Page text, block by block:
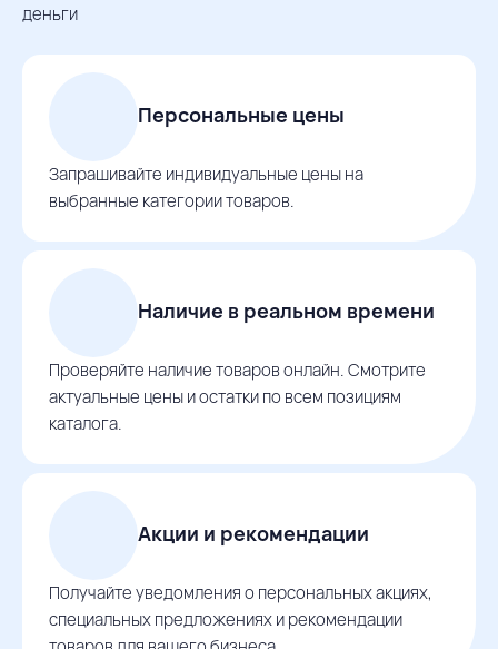
деньги
Персональные цены
Запрашивайте индивидуальные цены на
выбранные категории товаров.
Наличие в реальном времени
Проверяйте наличие товаров онлайн. Смотрите
актуальные цены и остатки по всем позициям
каталога.
Акции и рекомендации
Получайте уведомления о персональных акциях,
специальных предложениях и рекомендации